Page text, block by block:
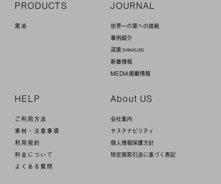
P RODUCTS
黒染
JOURNAL
世界一の黒への挑戦
事例紹介
深黒 SHINKURO
新着情報
MEDIA掲載情報
HELP
ご利用方法
素材・注意事項
利用規約
料金について
よくある質問
About US
会社案内
サステナビリティ
個人情報保護方針
特定商取引法に基づく表記